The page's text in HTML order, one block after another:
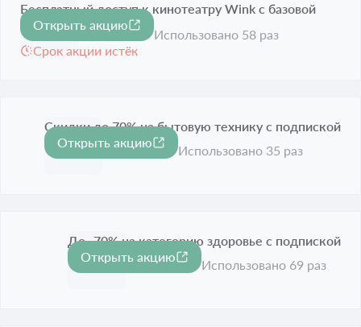
Бесплатный доступ к кинотеатру Wink с базовой
подпиской
Срок акции истёк
Открыть акцию
Использовано 58 раз
-70%
Скидки до 70% на бытовую технику с подпиской
Срок акции истёк
Открыть акцию
Использовано 35 раз
-70%
До -70% на категорию здоровье с подпиской
Срок акции истёк
Открыть акцию
Использовано 69 раз